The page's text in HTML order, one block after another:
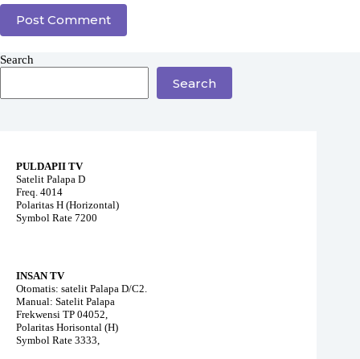
Post Comment
Search
Search
PULDAPII TV
Satelit Palapa D
Freq. 4014
Polaritas H (Horizontal)
Symbol Rate 7200
INSAN TV
Otomatis: satelit Palapa D/C2.
Manual: Satelit Palapa
Frekwensi TP 04052,
Polaritas Horisontal (H)
Symbol Rate 3333,